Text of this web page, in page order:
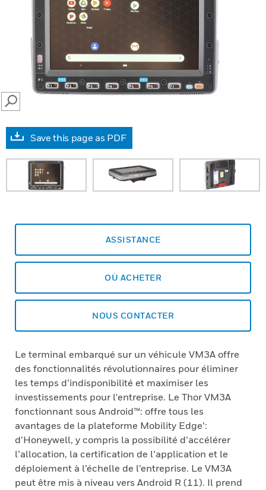
SEARCH
Save this page as PDF
ASSISTANCE
OÙ ACHETER
NOUS CONTACTER
Le terminal embarqué sur un véhicule VM3A offre
des fonctionnalités révolutionnaires pour éliminer
les temps d’indisponibilité et maximiser les
investissements pour l'entreprise. Le Thor VM3A
fonctionnant sous Android™: offre tous les
avantages de la plateforme Mobility Edge’:
d’Honeywell, y compris la possibilité d’accélérer
l’allocation, la certification de l’application et le
déploiement à l’échelle de l’entreprise. Le VM3A
peut être mis à niveau vers Android R (11). Il prend